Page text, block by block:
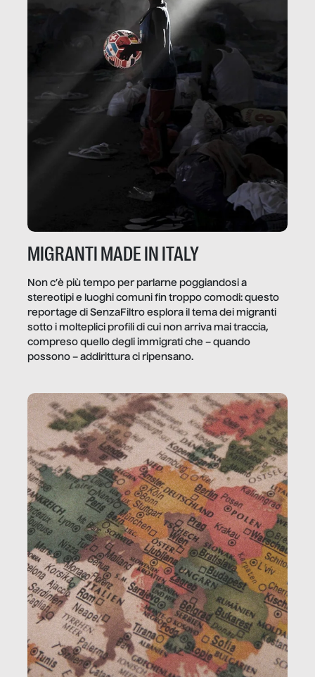
MIGRANTI MADE IN ITALY
Non c’è più tempo per parlarne poggiandosi a
stereotipi e luoghi comuni fin troppo comodi: questo
reportage di SenzaFiltro esplora il tema dei migranti
sotto i molteplici profili di cui non arriva mai traccia,
compreso quello degli immigrati che – quando
possono – addirittura ci ripensano.